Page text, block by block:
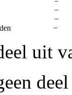
−
−
−
uit